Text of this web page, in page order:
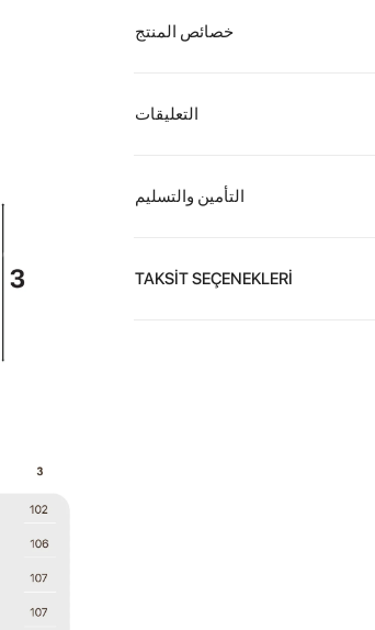
خصائص المنتج
التعليقات
التأمين والتسليم
TAKSİT SEÇENEKLERİ